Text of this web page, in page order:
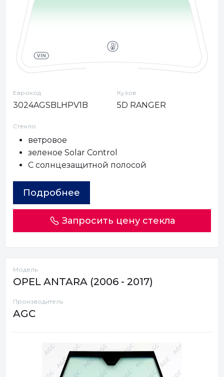
Еврокод
3024AGSBLHPV1B
Кузов
5D RANGER
Стекло
ветровое
зеленое Solar Control
С солнцезащитной полосой
Подробнее
Запросить цену стекла
Модель
OPEL ANTARA (2006 - 2017)
Производитель
AGC